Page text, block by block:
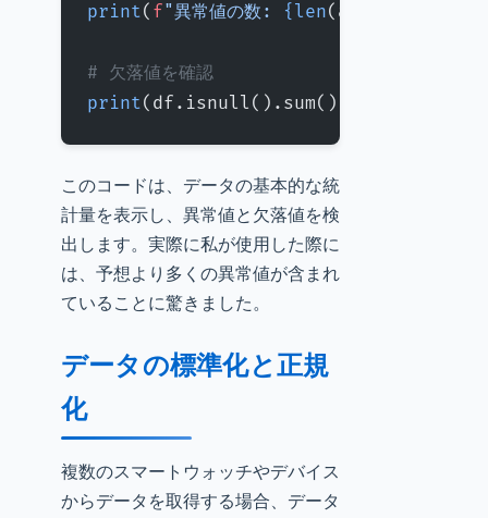
print( f"異常値の数: {len(abnormal)
# 欠落値を確認
print(df.isnull().sum())
このコードは、データの基本的な統
計量を表示し、異常値と欠落値を検
出します。実際に私が使用した際に
は、予想より多くの異常値が含まれ
ていることに驚きました。
データの標準化と正規
化
複数のスマートウォッチやデバイス
からデータを取得する場合、データ